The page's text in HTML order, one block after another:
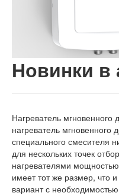
Новинки в
Нагреватель мгновенного
нагреватель мгновенного
специального смесителя
для нескольких точек
нагревателями
имеет тот же размер, что
вариант с